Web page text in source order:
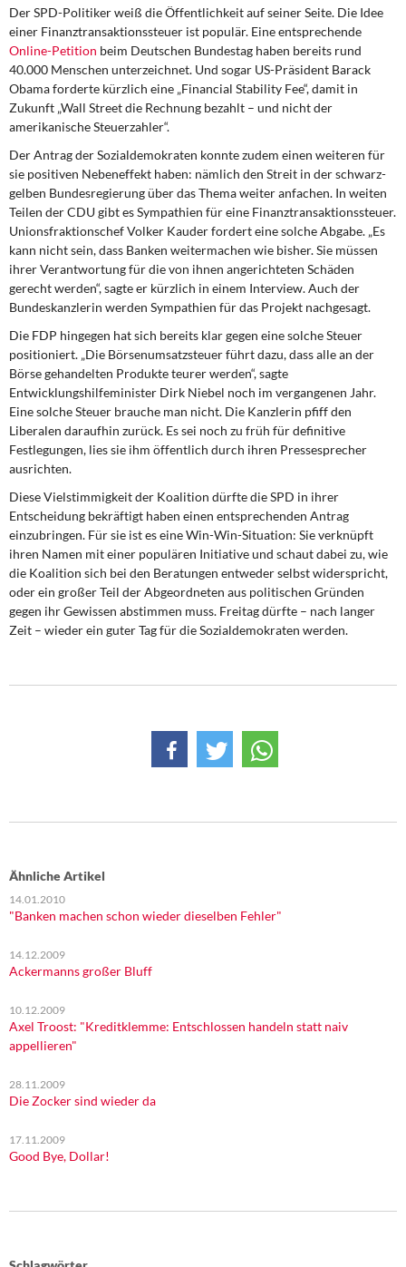
Der SPD-Politiker weiß die Öffentlichkeit auf seiner Seite. Die Idee
einer Finanztransaktionssteuer ist populär. Eine entsprechende
Online-Petition beim Deutschen Bundestag haben bereits rund
40.000 Menschen unterzeichnet. Und sogar US-Präsident Barack
Obama forderte kürzlich eine „Financial Stability Fee“, damit in
Zukunft „Wall Street die Rechnung bezahlt – und nicht der
amerikanische Steuerzahler“.
Der Antrag der Sozialdemokraten konnte zudem einen weiteren für
sie positiven Nebeneffekt haben: nämlich den Streit in der schwarz-
gelben Bundesregierung über das Thema weiter anfachen. In weiten
Teilen der CDU gibt es Sympathien für eine Finanztransaktionssteuer.
Unionsfraktionschef Volker Kauder fordert eine solche Abgabe. „Es
kann nicht sein, dass Banken weitermachen wie bisher. Sie müssen
ihrer Verantwortung für die von ihnen angerichteten Schäden
gerecht werden“, sagte er kürzlich in einem Interview. Auch der
Bundeskanzlerin werden Sympathien für das Projekt nachgesagt.
Die FDP hingegen hat sich bereits klar gegen eine solche Steuer
positioniert. „Die Börsenumsatzsteuer führt dazu, dass alle an der
Börse gehandelten Produkte teurer werden“, sagte
Entwicklungshilfeminister Dirk Niebel noch im vergangenen Jahr.
Eine solche Steuer brauche man nicht. Die Kanzlerin pfiff den
Liberalen daraufhin zurück. Es sei noch zu früh für definitive
Festlegungen, lies sie ihm öffentlich durch ihren Pressesprecher
ausrichten.
Diese Vielstimmigkeit der Koalition dürfte die SPD in ihrer
Entscheidung bekräftigt haben einen entsprechenden Antrag
einzubringen. Für sie ist es eine Win-Win-Situation: Sie verknüpft
ihren Namen mit einer populären Initiative und schaut dabei zu, wie
die Koalition sich bei den Beratungen entweder selbst widerspricht,
oder ein großer Teil der Abgeordneten aus politischen Gründen
gegen ihr Gewissen abstimmen muss. Freitag dürfte – nach langer
Zeit – wieder ein guter Tag für die Sozialdemokraten werden.
Ähnliche Artikel
14.01.2010
"Banken machen schon wieder dieselben Fehler"
14.12.2009
Ackermanns großer Bluff
10.12.2009
Axel Troost: "Kreditklemme: Entschlossen handeln statt naiv
appellieren"
28.11.2009
Die Zocker sind wieder da
17.11.2009
Good Bye, Dollar!